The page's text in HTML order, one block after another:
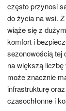
często przynosi
do życia na wsi.
wiąże się z
komfort i
sezonowością tej
na większą
może znacznie
infrastrukturę
czasochłonne i